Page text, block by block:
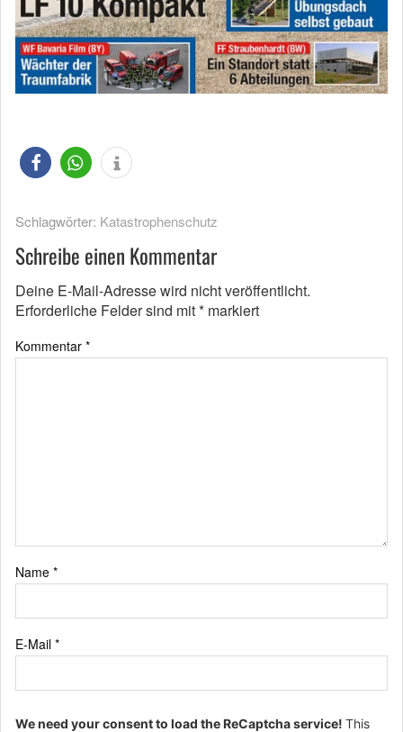
Schlagwörter: Katastrophenschutz
Schreibe einen Kommentar
Deine E-Mail-Adresse wird nicht veröffentlicht.
Erforderliche Felder sind mit* markiert
Kommentar *
Name *
E-Mail *
We need your consent to load the ReCaptcha service! This